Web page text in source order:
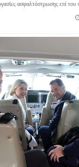
ασφαλτόστρωσης επί του